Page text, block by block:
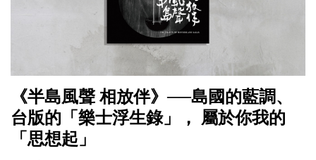
《半島風聲 相放伴》──島國的藍調、
台版的「樂士浮生錄」， 屬於你我的
「思想起」